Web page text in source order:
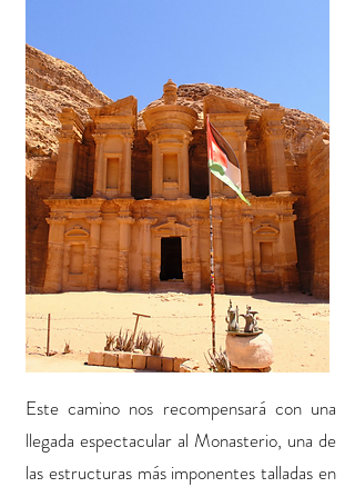
Este camino nos recompensará con una
llegada espectacular al Monasterio, una de
las estructuras más imponentes talladas en